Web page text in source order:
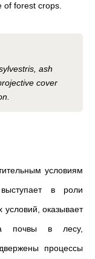
of forest crops.
ash
cover
условиям
в роли
условий, оказывает
почвы в лесу,
процессы